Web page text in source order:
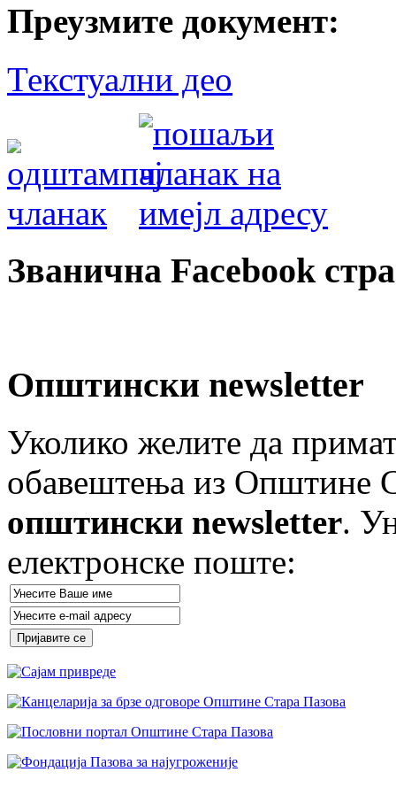
Преузмите документ:
Текстуални део
Званична Facebook
Општински newsletter
Уколико желите да
обавештења из Општине
општински newsletter.
електронске поште: